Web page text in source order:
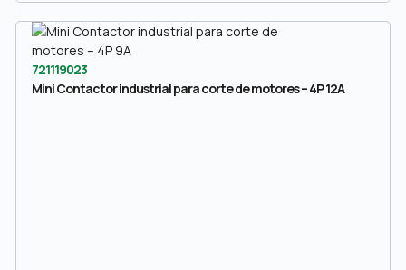
721119023
Mini Contactor industrial para corte de motores – 4P 12A